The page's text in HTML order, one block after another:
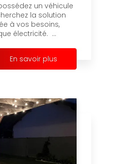
un véhicule
la solution
à vos besoins,
électricité. ...
En savoir plus